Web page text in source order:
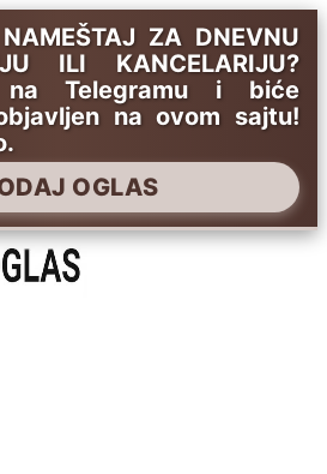
ZA DNEVNU
ILI KANCELARIJU?
Telegramu i biće
na ovom sajtu!
OGLAS